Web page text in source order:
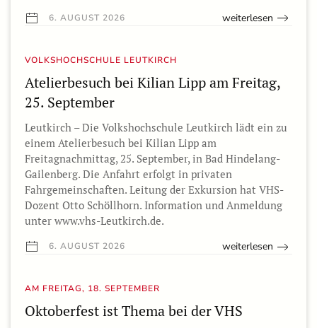
6. AUGUST 2026 weiterlesen
VOLKSHOCHSCHULE LEUTKIRCH
Atelierbesuch bei Kilian Lipp am Freitag,
25. September
Leutkirch – Die Volkshochschule Leutkirch lädt ein zu
einem Atelierbesuch bei Kilian Lipp am
Freitagnachmittag, 25. September, in Bad Hindelang-
Gailenberg. Die Anfahrt erfolgt in privaten
Fahrgemeinschaften. Leitung der Exkursion hat VHS-
Dozent Otto Schöllhorn. Information und Anmeldung
unter www.vhs-Leutkirch.de.
6. AUGUST 2026 weiterlesen
AM FREITAG, 18. SEPTEMBER
Oktoberfest ist Thema bei der VHS